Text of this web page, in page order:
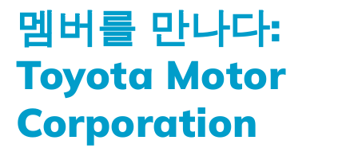
멤버를 만나다:
Toyota Motor
Corporation